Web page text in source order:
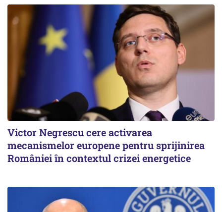
Victor Negrescu cere activarea
mecanismelor europene pentru sprijinirea
României în contextul crizei energetice